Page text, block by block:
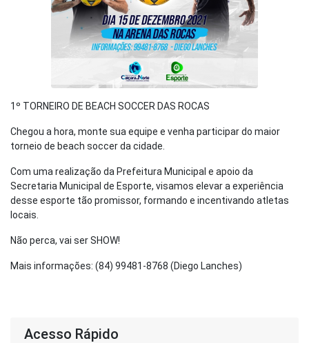
1º TORNEIRO DE BEACH SOCCER DAS ROCAS
Chegou a hora, monte sua equipe e venha participar do maior
torneio de beach soccer da cidade.
Com uma realização da Prefeitura Municipal e apoio da
Secretaria Municipal de Esporte, visamos elevar a experiência
desse esporte tão promissor, formando e incentivando atletas
locais.
Não perca, vai ser SHOW!
Mais informações: (84) 99481-8768 (Diego Lanches)
Acesso Rápido